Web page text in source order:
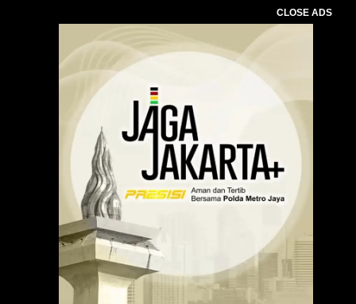
CLOSE ADS